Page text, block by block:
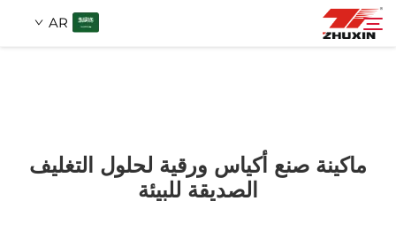
AR
التطبيقات
ماكينة صنع أكياس ورقية لحلول التغليف
الصديقة للبيئة